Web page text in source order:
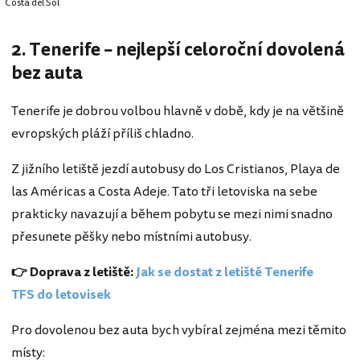
Costa del Sol
2. Tenerife – nejlepší celoroční dovolená
bez auta
Tenerife je dobrou volbou hlavně v době, kdy je na většině
evropských pláží příliš chladno.
Z jižního letiště jezdí autobusy do Los Cristianos, Playa de
las Américas a Costa Adeje. Tato tři letoviska na sebe
prakticky navazují a během pobytu se mezi nimi snadno
přesunete pěšky nebo místními autobusy.
👉 Doprava z letiště:Jak se dostat z letiště Tenerife
TFS do letovisek
Pro dovolenou bez auta bych vybíral zejména mezi těmito
místy: